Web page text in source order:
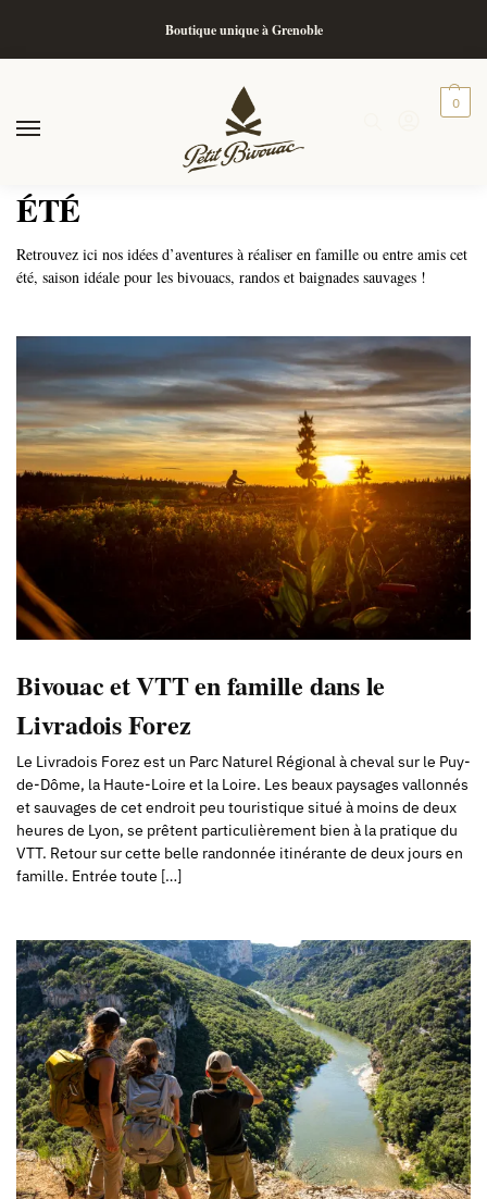
Boutique unique à Grenoble
0
ÉTÉ
Retrouvez ici nos idées d’aventures à réaliser en famille ou entre amis cet
été, saison idéale pour les bivouacs, randos et baignades sauvages !
Bivouac et VTT en famille dans le
Livradois Forez
Le Livradois Forez est un Parc Naturel Régional à cheval sur le Puy-
de-Dôme, la Haute-Loire et la Loire. Les beaux paysages vallonnés
et sauvages de cet endroit peu touristique situé à moins de deux
heures de Lyon, se prêtent particulièrement bien à la pratique du
VTT. Retour sur cette belle randonnée itinérante de deux jours en
famille. Entrée toute […]